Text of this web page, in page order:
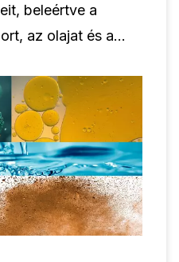
beleértve a
az olajat és a
tisztaságának
megoldásokat.